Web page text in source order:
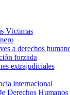
Víctimas
a derechos
forzada​
extrajudiciales
internacional
Derechos Humanos​